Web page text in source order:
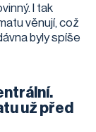
I tak
věnují, což
byly spíše
už před